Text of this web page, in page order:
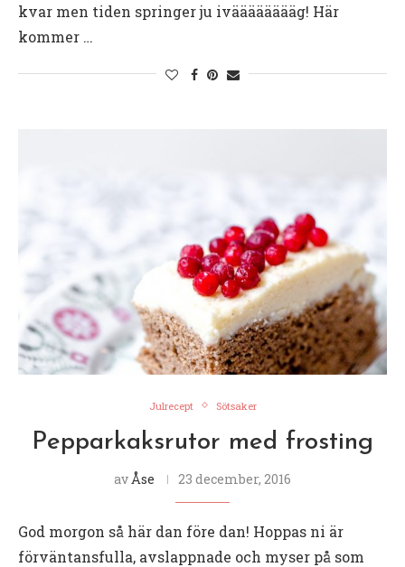
kvar men tiden springer ju ivääääääääg! Här
kommer …
Julrecept Sötsaker
Pepparkaksrutor med frosting
av Åse 23 december, 2016
God morgon så här dan före dan! Hoppas ni är
förväntansfulla, avslappnade och myser på som